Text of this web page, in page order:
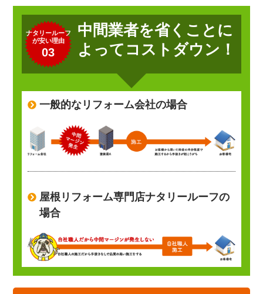
ナタリールーフ
が安い理由
03
中間業者を省くことに
よってコストダウン！
一般的なリフォーム会社の場合
屋根リフォーム専門店ナタリールーフの
場合